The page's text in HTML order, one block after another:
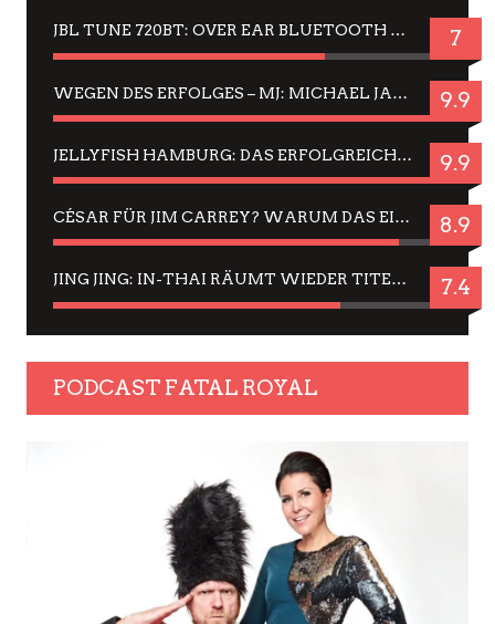
JBL TUNE 720BT: OVER EAR BLUETOOTH KOPFHÖRER UM DIE 50,-€ IM DAUER-TEST 7
WEGEN DES ERFOLGES – MJ: MICHAEL JACKSON MUSICAL IN EINER MATINEE SEHEN 9.9
JELLYFISH HAMBURG: DAS ERFOLGREICHE SOMMER-MENÜ 2025 IN GEFÜHLEN UND BILDERN 9.9
CÉSAR FÜR JIM CARREY? WARUM DAS EINER DER NERVIGSTEN ACTORS IST UND BLEIBT 8.9
JING JING: IN-THAI RÄUMT WIEDER TITEL AB – EIN ZWEI-STUNDEN-ERLEBNISBERICHT 7.4
PODCAST FATAL ROYAL